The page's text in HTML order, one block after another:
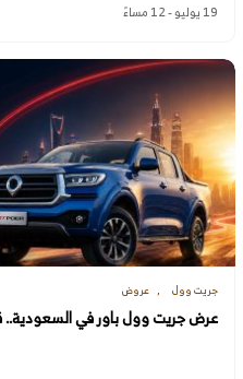
19 يوليو - 12 مساءً
جريت وول عروض
عرض جريت وول باور في السعودية.. قسط